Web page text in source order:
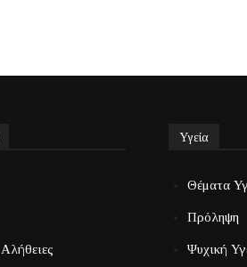
Υγεία
Θέματα
Πρόληψη
Ψυχική